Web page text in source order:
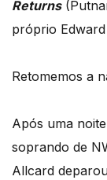
Returns
próprio
Retomemos a
Após uma
soprando de
Allcard